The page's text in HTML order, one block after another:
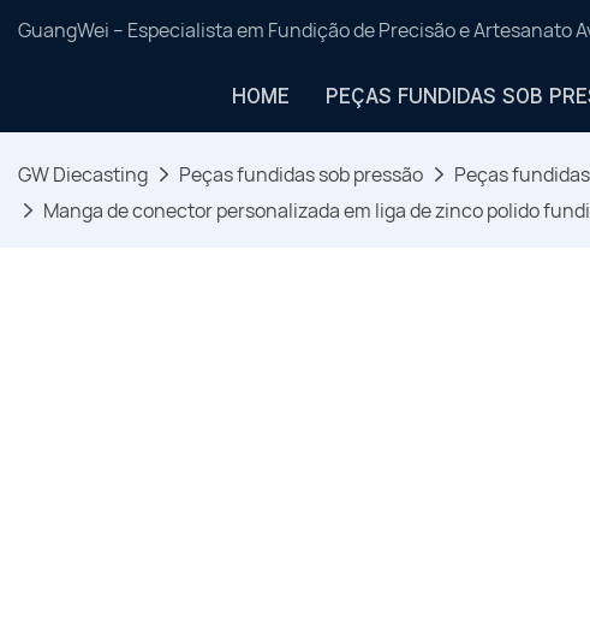
GuangWei – Especialista em Fundição de Precisão e Artesanato
HOME PEÇAS FUNDIDAS SOB
GW Diecasting Peças fundidas sob pressão Peças
Manga de conector personalizada em liga de zinco polido